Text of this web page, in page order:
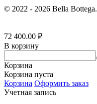
© 2022 - 2026 Bella Bottega.
72 400.00 ₽
В корзину
Корзина
Корзина пуста
Корзина Оформить заказ
Учетная запись